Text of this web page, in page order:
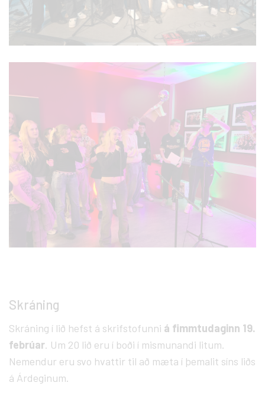
Skráning
Skráning í lið hefst á skrifstofunni á fimmtudaginn 19.
febrúar. Um 20 lið eru í boði í mismunandi litum.
Nemendur eru svo hvattir til að mæta í þemalit síns liðs
á Árdeginum.